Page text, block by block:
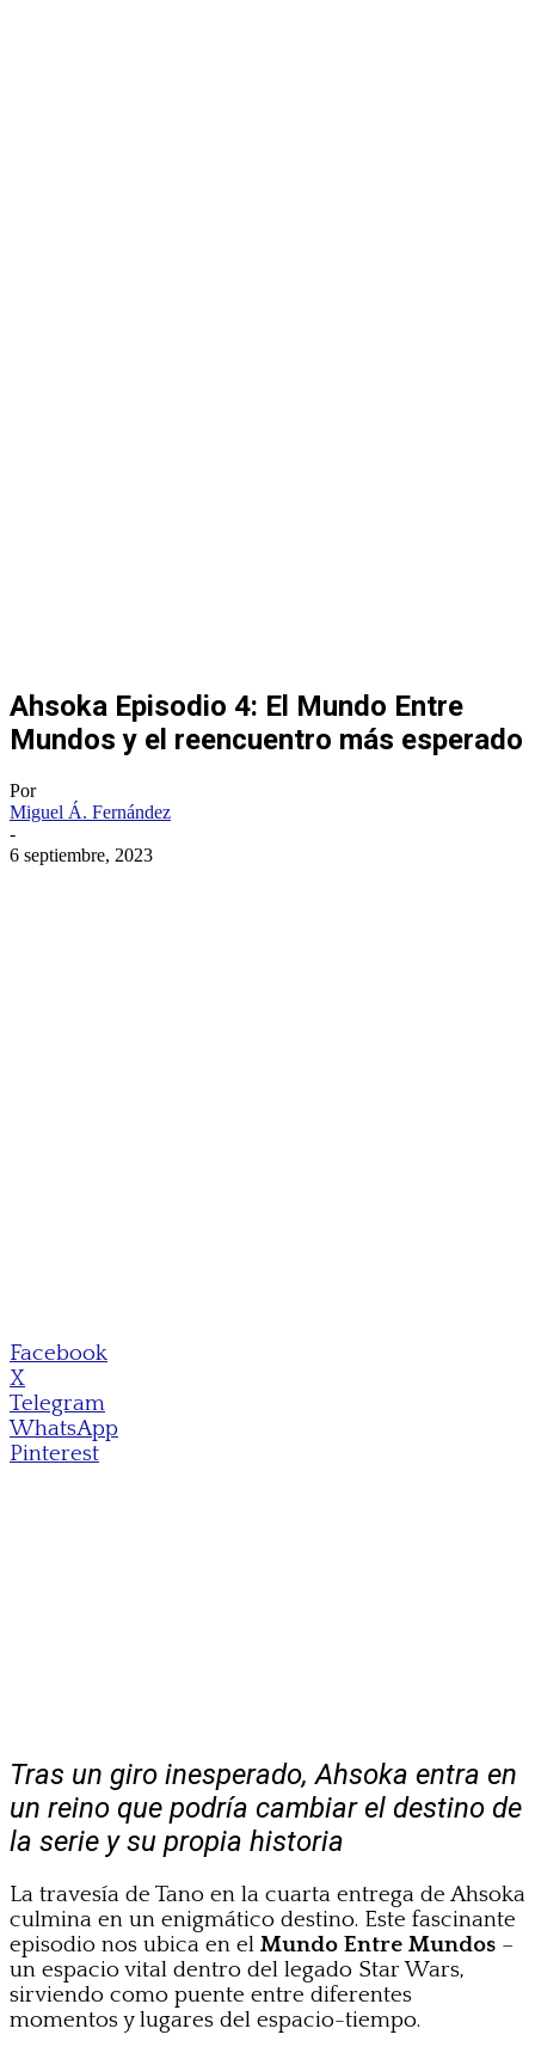
Ahsoka Episodio 4: El Mundo Entre
Mundos y el reencuentro más esperado
Por
Miguel Á. Fernández
-
6 septiembre, 2023
Facebook
X
Telegram
WhatsApp
Pinterest
Tras un giro inesperado, Ahsoka entra en
un reino que podría cambiar el destino de
la serie y su propia historia
La travesía de Tano en la cuarta entrega de Ahsoka
culmina en un enigmático destino. Este fascinante
episodio nos ubica en el Mundo Entre Mundos –
un espacio vital dentro del legado Star Wars,
sirviendo como puente entre diferentes
momentos y lugares del espacio-tiempo.